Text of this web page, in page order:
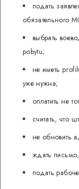
подать
обязательного
выбрать
pobytu;
не иметь
уже нужна;
оплатить не
считать, что
не обновить
ждать
подать